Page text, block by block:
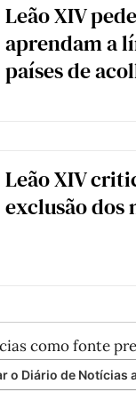
Leão XIV
aprendam a
países de
Leão XIV
exclusão dos
como fonte
o Diário de Notícias